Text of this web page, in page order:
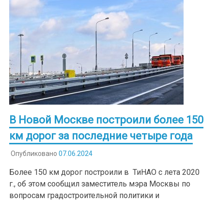
В Новой Москве построили более 150
км дорог за последние четыре года
Опубликовано 07.06.2024
Более 150 км дорог построили в ТиНАО с лета 2020
г., об этом сообщил заместитель мэра Москвы по
вопросам градостроительной политики и